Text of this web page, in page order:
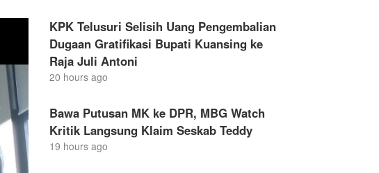
KPK Telusuri Selisih Uang Pengembalian
Dugaan Gratifikasi Bupati Kuansing ke
Raja Juli Antoni
20 hours ago
Bawa Putusan MK ke DPR, MBG Watch
Kritik Langsung Klaim Seskab Teddy
19 hours ago